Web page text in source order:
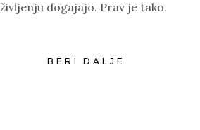
življenju dogajajo. Prav je tako.
BERI DALJE